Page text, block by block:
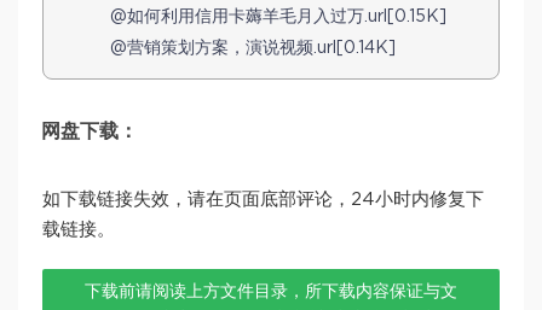
@如何利用信用卡薅羊毛月入过万.url[0.15K]
@营销策划方案，演说视频.url[0.14K]
网盘下载：
如下载链接失效，请在页面底部评论，24小时内修复下
载链接。
下载前请阅读上方文件目录，所下载内容保证与文